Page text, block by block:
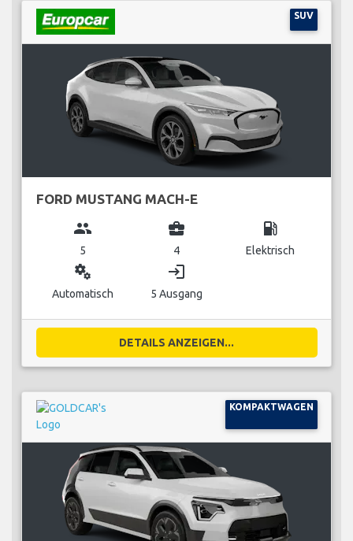
SUV
FORD MUSTANG MACH-E
group
5
business_center
4
local_gas_station
Elektrisch
miscellaneous_services
Automatisch
login
5 Ausgang
DETAILS ANZEIGEN...
KOMPAKTWAGEN